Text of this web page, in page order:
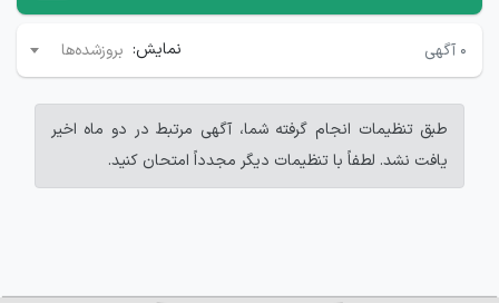
۰ آگهی نمایش: بروزشده‌ها
طبق تنظیمات انجام گرفته شما، آگهی مرتبط در دو ماه اخیر
یافت نشد. لطفاً با تنظیمات دیگر مجدداً امتحان کنید.